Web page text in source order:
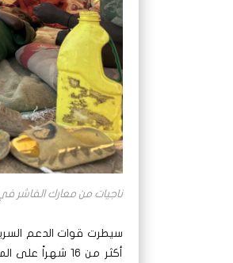
ناجيات من معارك الفاشر في
سيطرت قوات الدعم
أكثر من 16